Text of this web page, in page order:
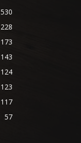
530
228
173
143
124
123
117
57